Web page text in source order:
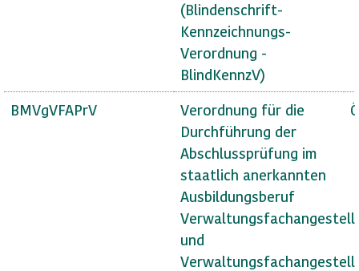
(Blindenschrift-
Kennzeichnungs-
Verordnung -
BlindKennzV)
BMVgVFAPrV
Verordnung für die
Durchführung der
Abschlussprüfung im
staatlich anerkannten
Ausbildungsberuf
und